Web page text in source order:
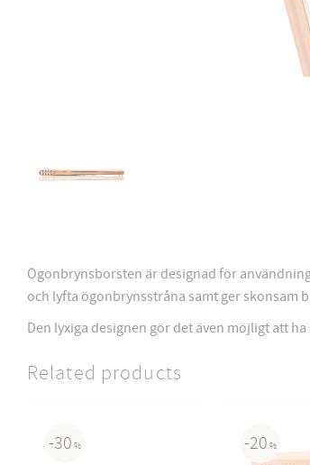
Ögonbrynsborsten är designad för
och lyfta ögonbrynsstråna samt ger skonsam
Den lyxiga designen gör det även möjligt att
Related products
30 % 20 %